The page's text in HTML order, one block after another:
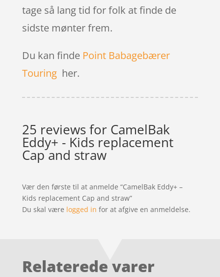
tage så lang tid for folk at finde de
sidste mønter frem.
Du kan finde Point Babagebærer
Touringher.
25 reviews for CamelBak
Eddy+ - Kids replacement
Cap and straw
Vær den første til at anmelde “CamelBak Eddy+ –
Kids replacement Cap and straw”
Du skal være logged in for at afgive en anmeldelse.
Relaterede varer